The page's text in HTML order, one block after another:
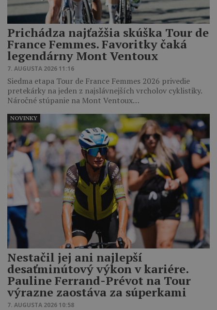
Prichádza najťažšia skúška Tour de
France Femmes. Favoritky čaká
legendárny Mont Ventoux
7. AUGUSTA 2026 11:16
Siedma etapa Tour de France Femmes 2026 privedie
pretekárky na jeden z najslávnejších vrcholov cyklistiky.
Náročné stúpanie na Mont Ventoux…
Nestačil jej ani najlepší
desaťminútový výkon v kariére.
Pauline Ferrand-Prévot na Tour
výrazne zaostáva za súperkami
7. AUGUSTA 2026 10:58
NOVINKY